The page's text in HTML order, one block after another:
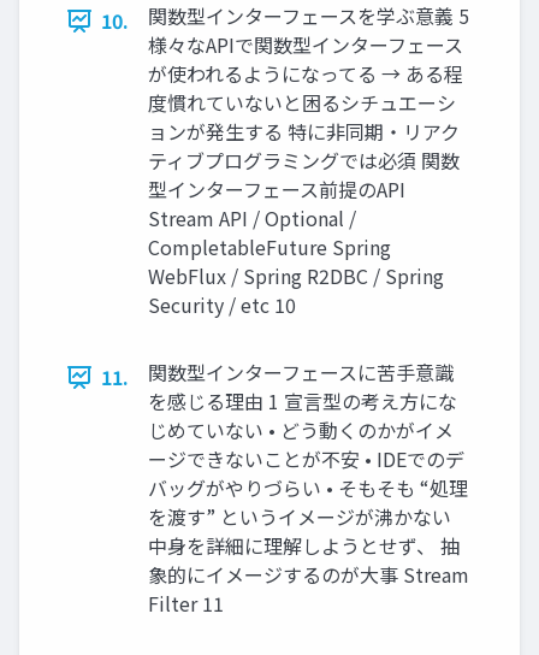
10.
関数型インターフェースを学ぶ意義 5
様々なAPIで関数型インターフェース
が使われるようになってる → ある程
度慣れていないと困るシチュエーシ
ョンが発生する 特に非同期・リアク
ティブプログラミングでは必須 関数
型インターフェース前提のAPI
Stream API / Optional /
CompletableFuture Spring
WebFlux / Spring R2DBC / Spring
Security / etc 10
11.
関数型インターフェースに苦手意識
を感じる理由 1 宣言型の考え方にな
じめていない • どう動くのかがイメ
ージできないことが不安 • IDEでのデ
バッグがやりづらい • そもそも “処理
を渡す” というイメージが沸かない
中身を詳細に理解しようとせず、 抽
象的にイメージするのが大事 Stream
Filter 11